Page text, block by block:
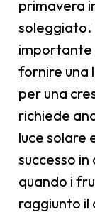
primavera
soleggiato.
importante
fornire una
per una
richiede
luce solare
successo
quando i
raggiunto il